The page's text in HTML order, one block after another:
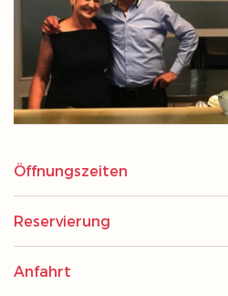
Öffnungszeiten
Reservierung
Anfahrt